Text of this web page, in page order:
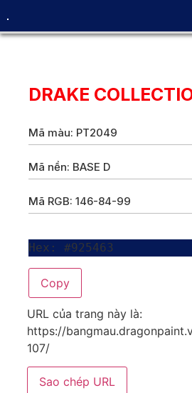
DRAKE
Mã màu: PT2049
Mã nền: BASE D
Mã RGB: 146-84-99
Hex: #925463
Copy
URL của trang này là:
https://
107/
Sao chép URL